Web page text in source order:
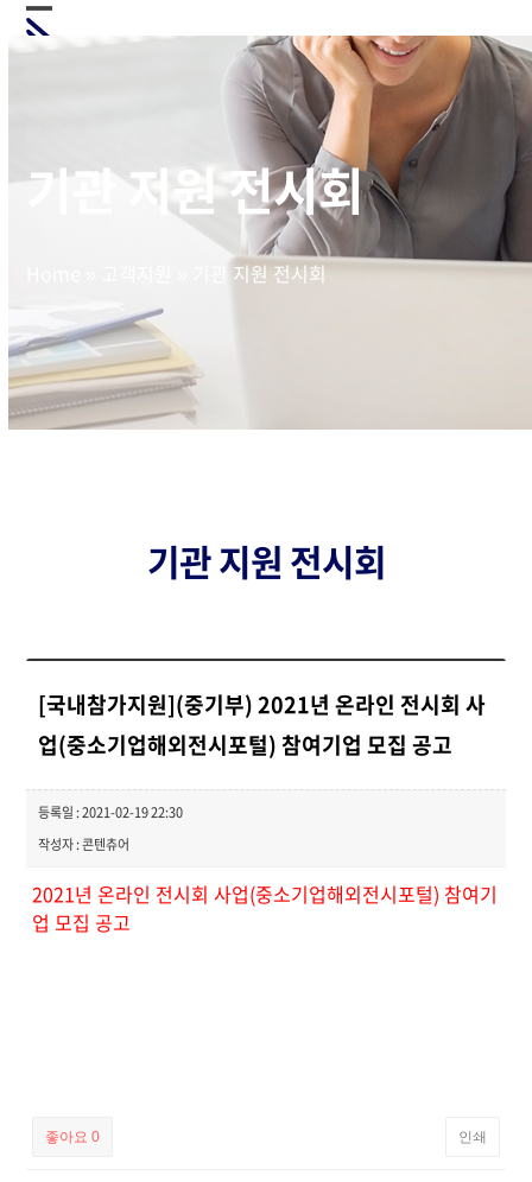
Skip
to Open
Close
기관 지원 전시회
기관 지원 전시회
기관 지원 전시회
[국내참가지원](중기부) 2021년 온라인 전시회 사
업(중소기업해외전시포털) 참여기업 모집 공고
등록일 : 2021-02-19 22:30
작성자 : 콘텐츄어
2021년 온라인 전시회 사업(중소기업해외전시포털) 참여기
업 모집 공고
좋아요0 인쇄